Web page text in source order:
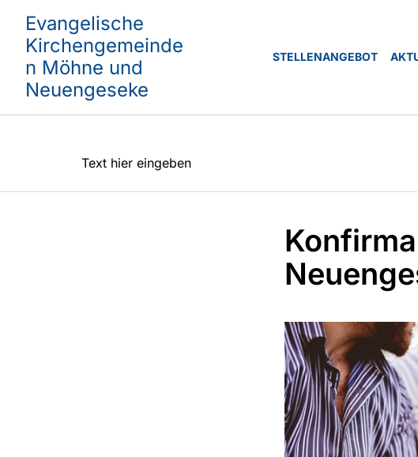
Evangelische
Kirchengemeinde
n Möhne und
Neuengeseke
STELLENANGEBOT
Text hier eingeben